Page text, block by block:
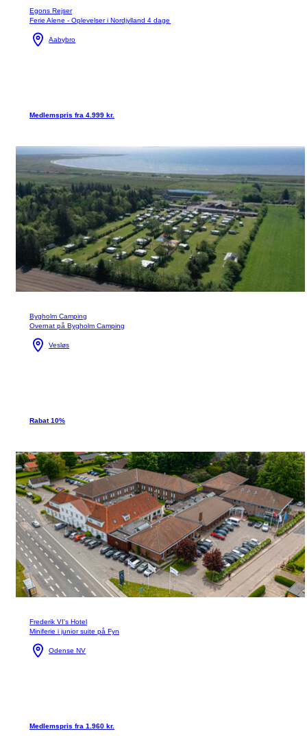
Egons Rejser
Ferie Alene - Oplevelser i Nordjylland 4 dage
Aabybro
Medlemspris fra 4.999 kr.
Bygholm Camping
Overnat på Bygholm Camping
Vesløs
Rabat 10%
Frederik VI's Hotel
Miniferie i junior suite på Fyn
Odense NV
Medlemspris fra 1.960 kr.